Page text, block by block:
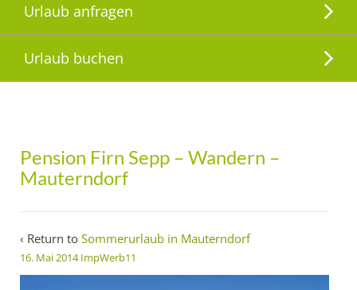
Urlaub anfragen
Urlaub buchen
Pension Firn Sepp – Wandern –
Mauterndorf
‹ Return to Sommerurlaub in Mauterndorf
16. Mai 2014 ImpWerb11